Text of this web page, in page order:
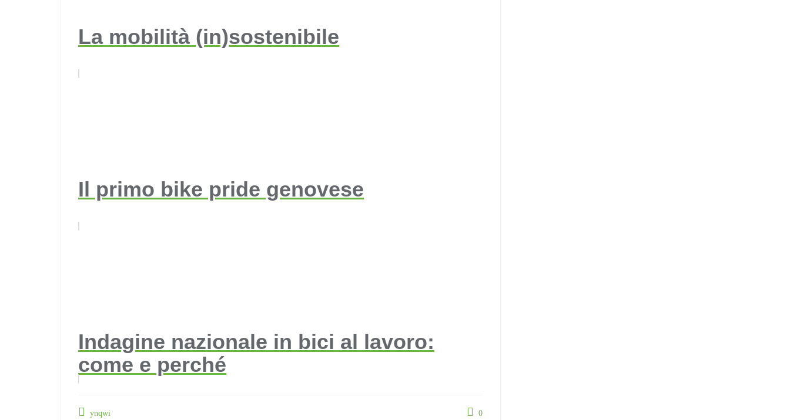
La mobilità (in)sostenibile
Il primo bike pride genovese
Indagine nazionale in bici al lavoro:
come e perché
ynqwi 0